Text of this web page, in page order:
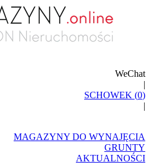
WeChat
|
SCHOWEK (0)
|
MAGAZYNY DO WYNAJĘCIA
GRUNTY
AKTUALNOŚCI